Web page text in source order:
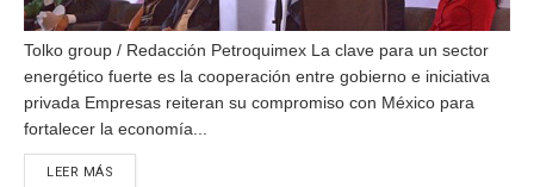
Tolko group / Redacción Petroquimex La clave para un sector
energético fuerte es la cooperación entre gobierno e iniciativa
privada Empresas reiteran su compromiso con México para
fortalecer la economía...
LEER MÁS